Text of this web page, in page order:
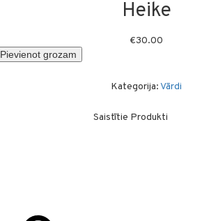
Heike
€30.00
Pievienot grozam
Kategorija:Vārdi
Saistītie Produkti